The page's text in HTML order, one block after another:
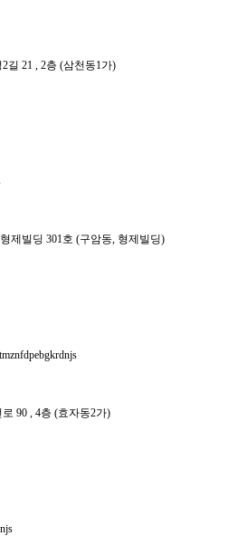
길 21 , 2층 (삼천동1가)
제빌딩 301호 (구암동, 형제빌딩)
90 , 4층 (효자동2가)